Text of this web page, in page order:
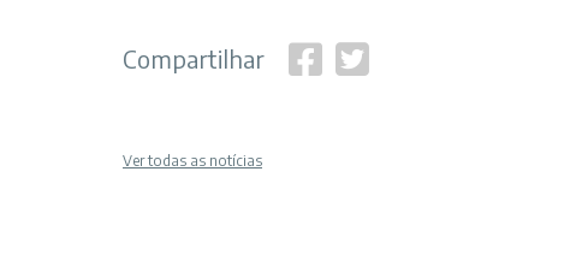
Compartilhar
Ver todas as notícias